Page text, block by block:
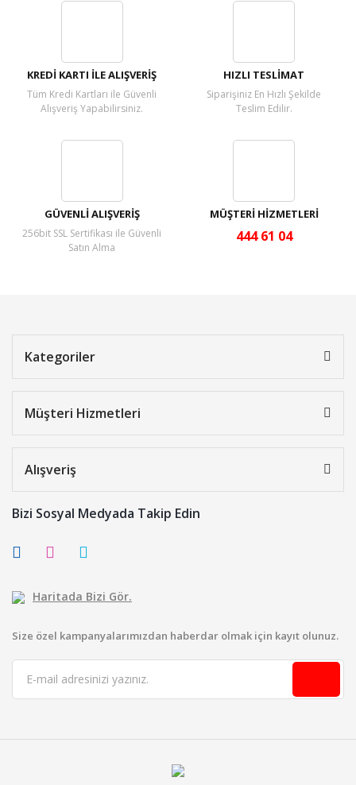
KREDİ KARTI İLE ALIŞVERİŞ
Tüm Kredi Kartları ile Güvenli
Alışveriş Yapabilirsiniz.
HIZLI TESLİMAT
Siparişiniz En Hızlı Şekilde
Teslim Edilir.
GÜVENLİ ALIŞVERİŞ
256bit SSL Sertifikası ile Güvenli
Satın Alma
MÜŞTERİ HİZMETLERİ
444 61 04
Kategoriler
Müşteri Hizmetleri
Alışveriş
Bizi Sosyal Medyada Takip Edin
Haritada Bizi Gör.
Size özel kampanyalarımızdan haberdar olmak için kayıt olunuz.